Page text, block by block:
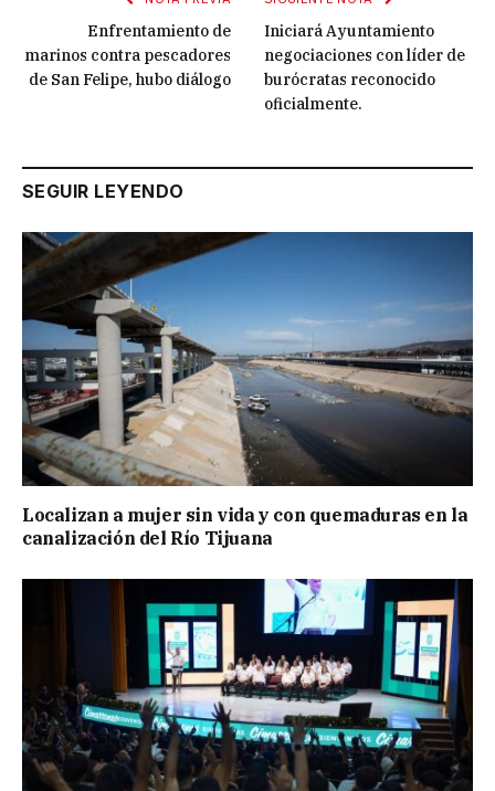
Enfrentamiento de
marinos contra pescadores
de San Felipe, hubo diálogo
Iniciará Ayuntamiento
negociaciones con líder de
burócratas reconocido
oficialmente.
SEGUIR LEYENDO
Localizan a mujer sin vida y con quemaduras en la
canalización del Río Tijuana